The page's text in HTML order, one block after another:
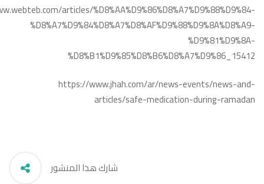
articles/%D8%AA%D9%86%D8%A7%D9%88%D9%84-
%D8%A7%D9%84%D8%A7%D8%AF%D9%88%D9%8A%D8%A9-
%D9%81%D9%8A-
%D8%B1%D9%85%D8%B6%D8%A7%D9%86_15412
https://www.jhah.com/ar/news-events/news-and-
articles/safe-medication-during-ramadan
شارك هذا المنشور